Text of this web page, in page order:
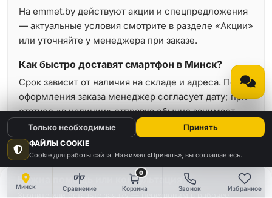
Минск Сравнение
0
Корзина Звонок Избранное
На emmet.by действуют акции и спецпредложения
— актуальные условия смотрите в разделе «Акции»
или уточняйте у менеджера при заказе.
Как быстро доставят смартфон в Минск?
Срок зависит от наличия на складе и адреса. После
оформления заказа менеджер согласует дату; при
статусе «в наличии» отправка обычно занимает
минимальное время.
Нужна помощь или консультация?
ФАЙЛЫ COOKIE
Cookie для работы сайта. Нажимая «Принять», вы соглашаетесь.
Только необходимые Принять